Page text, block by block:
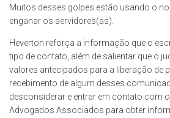
Muitos desses golpes estão usando o
enganar os servidores(as).
Heverton reforça a informação que o
tipo de contato, além de salientar que o
valores antecipados para a liberação de
recebimento de algum desses
desconsiderar e entrar em contato com
Advogados Associados para obter